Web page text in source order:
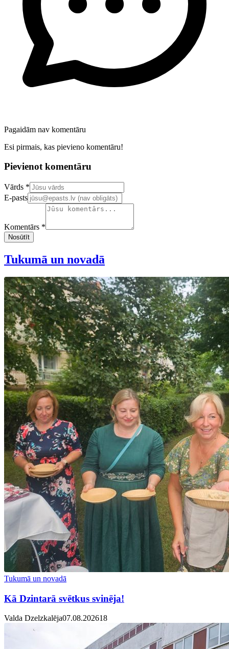
Pagaidām nav komentāru
Esi pirmais, kas pievieno komentāru!
Pievienot komentāru
Confirm your email address
Vārds *
E-pasts
Komentārs *
Nosūtīt
Tukumā un novadā
Tukumā un novadā
Kā Dzintarā svētkus svinēja!
Valda Dzelzkalēja07.08.202618